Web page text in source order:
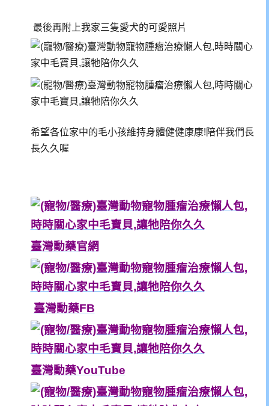
最後再附上我家三隻愛犬的可愛照片
希望各位家中的毛小孩維持身體健健康康!陪伴我們長
長久久喔
臺灣動藥官網
臺灣動藥FB
臺灣動藥YouTube